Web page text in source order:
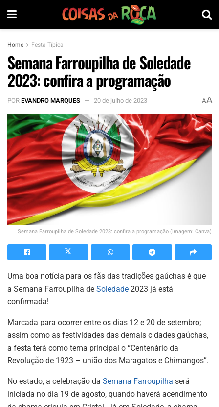
Home Festa Típica
Semana Farroupilha de Soledade
2023: confira a programação
POREVANDRO MARQUES 20 de julho de 2023 AA
Semana Farroupilha de Soledade 2023: confira a programação (imagem: Canva)
Uma boa notícia para os fãs das tradições gaúchas é que
a Semana Farroupilha de Soledade 2023 já está
confirmada!
Marcada para ocorrer entre os dias 12 e 20 de setembro;
assim como as festividades das demais cidades gaúchas,
a festa terá como tema principal o “Centenário da
Revolução de 1923 – união dos Maragatos e Chimangos”.
No estado, a celebração da Semana Farroupilha será
iniciada no dia 19 de agosto, quando haverá acendimento